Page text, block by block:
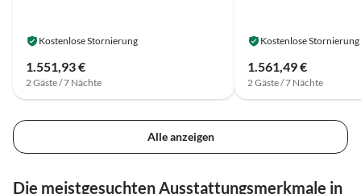
Kostenlose Stornierung
1.551,93 €
2 Gäste / 7 Nächte
Kostenlose Stornierung
1.561,49 €
2 Gäste / 7 Nächte
Alle anzeigen
Die meistgesuchten Ausstattungsmerkmale in